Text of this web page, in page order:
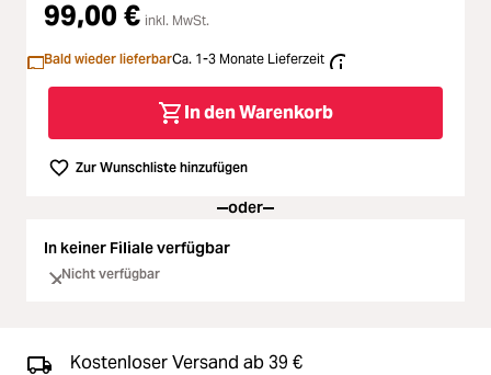
Bildbearbeitung
Loading...
Ferngläser
Loading...
Second Hand
Loading...
Loading...
99,00 € inkl. MwSt.
Bald wieder lieferbarCa. 1-3 Monate Lieferzeit
In den Warenkorb
Zur Wunschliste hinzufügen
oder
In keiner Filiale verfügbar
Nicht verfügbar
Kostenloser Versand ab 39 €